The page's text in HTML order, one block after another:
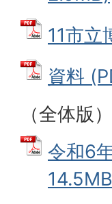
11市立
資料
（全体版
令和6